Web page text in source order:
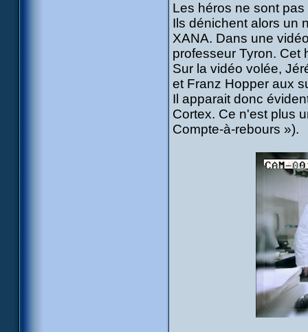
Les héros ne sont
Ils dénichent alors un
XANA. Dans une
professeur Tyron. Cet
Sur la vidéo volée,
et Franz Hopper aux
Il apparait donc
Cortex. Ce n'est plus
Compte-à-rebours »).